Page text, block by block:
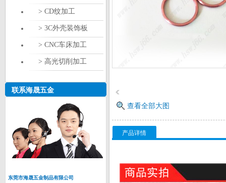
> CD纹加工
> 3C外壳装饰板
> CNC车床加工
> 高光切削加工
联系海晟五金
东莞市海晟五金制品有限公司
查看全部大图
产品详情